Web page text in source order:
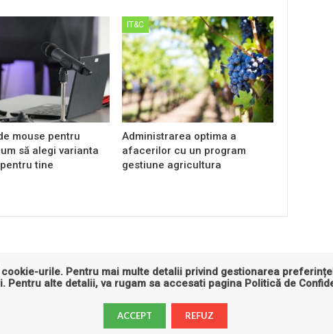
mouse pentru
să alegi varianta
tine
IT&C
Administrarea optima a
afacerilor cu un program
gestiune agricultura
urile. Pentru mai multe detalii privind gestionarea
. Pentru alte detalii, va rugam sa accesati pagina Politică de
ACCEPT REFUZ